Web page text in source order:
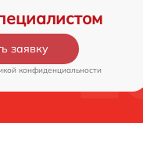
заявку
конфиденциальности